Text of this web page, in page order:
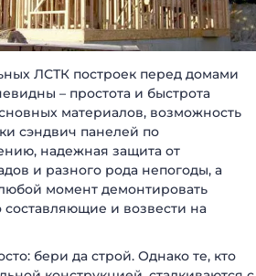
ЛСТК построек перед домами
– простота и быстрота
материалов, возможность
сэндвич панелей по
надежная защита от
и разного рода непогоды, а
момент демонтировать
составляющие и возвести на
бери да строй. Однако те, кто